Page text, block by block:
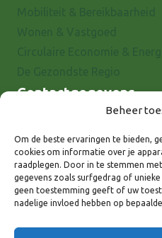
Beheer
Om de beste ervaringen te bieden,
cookies om informatie over je
raadplegen. Door in te stemmen
gegevens zoals surfgedrag of
geen toestemming geeft of uw
nadelige invloed hebben op
Contactgegevens
7001 EX Doetinchem
E-mail: info@8rhk.nl
Telefoonnummers
Privacyverklaring